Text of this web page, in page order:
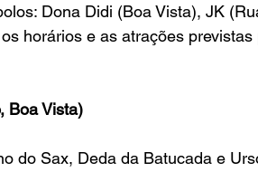
Dona Didi (Boa Vista), JK
horários e as atrações previstas
Boa Vista)
do Sax, Deda da Batucada e